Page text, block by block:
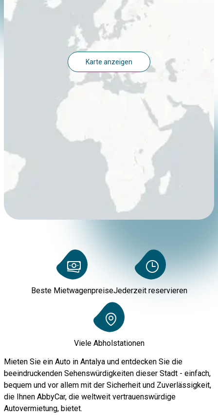
Karte anzeigen
Beste MietwagenpreiseJederzeit reservieren
Viele Abholstationen
Mieten Sie ein Auto in Antalya und entdecken Sie die
beeindruckenden Sehenswürdigkeiten dieser Stadt - einfach,
bequem und vor allem mit der Sicherheit und Zuverlässigkeit,
die Ihnen AbbyCar, die weltweit vertrauenswürdige
Autovermietung, bietet.